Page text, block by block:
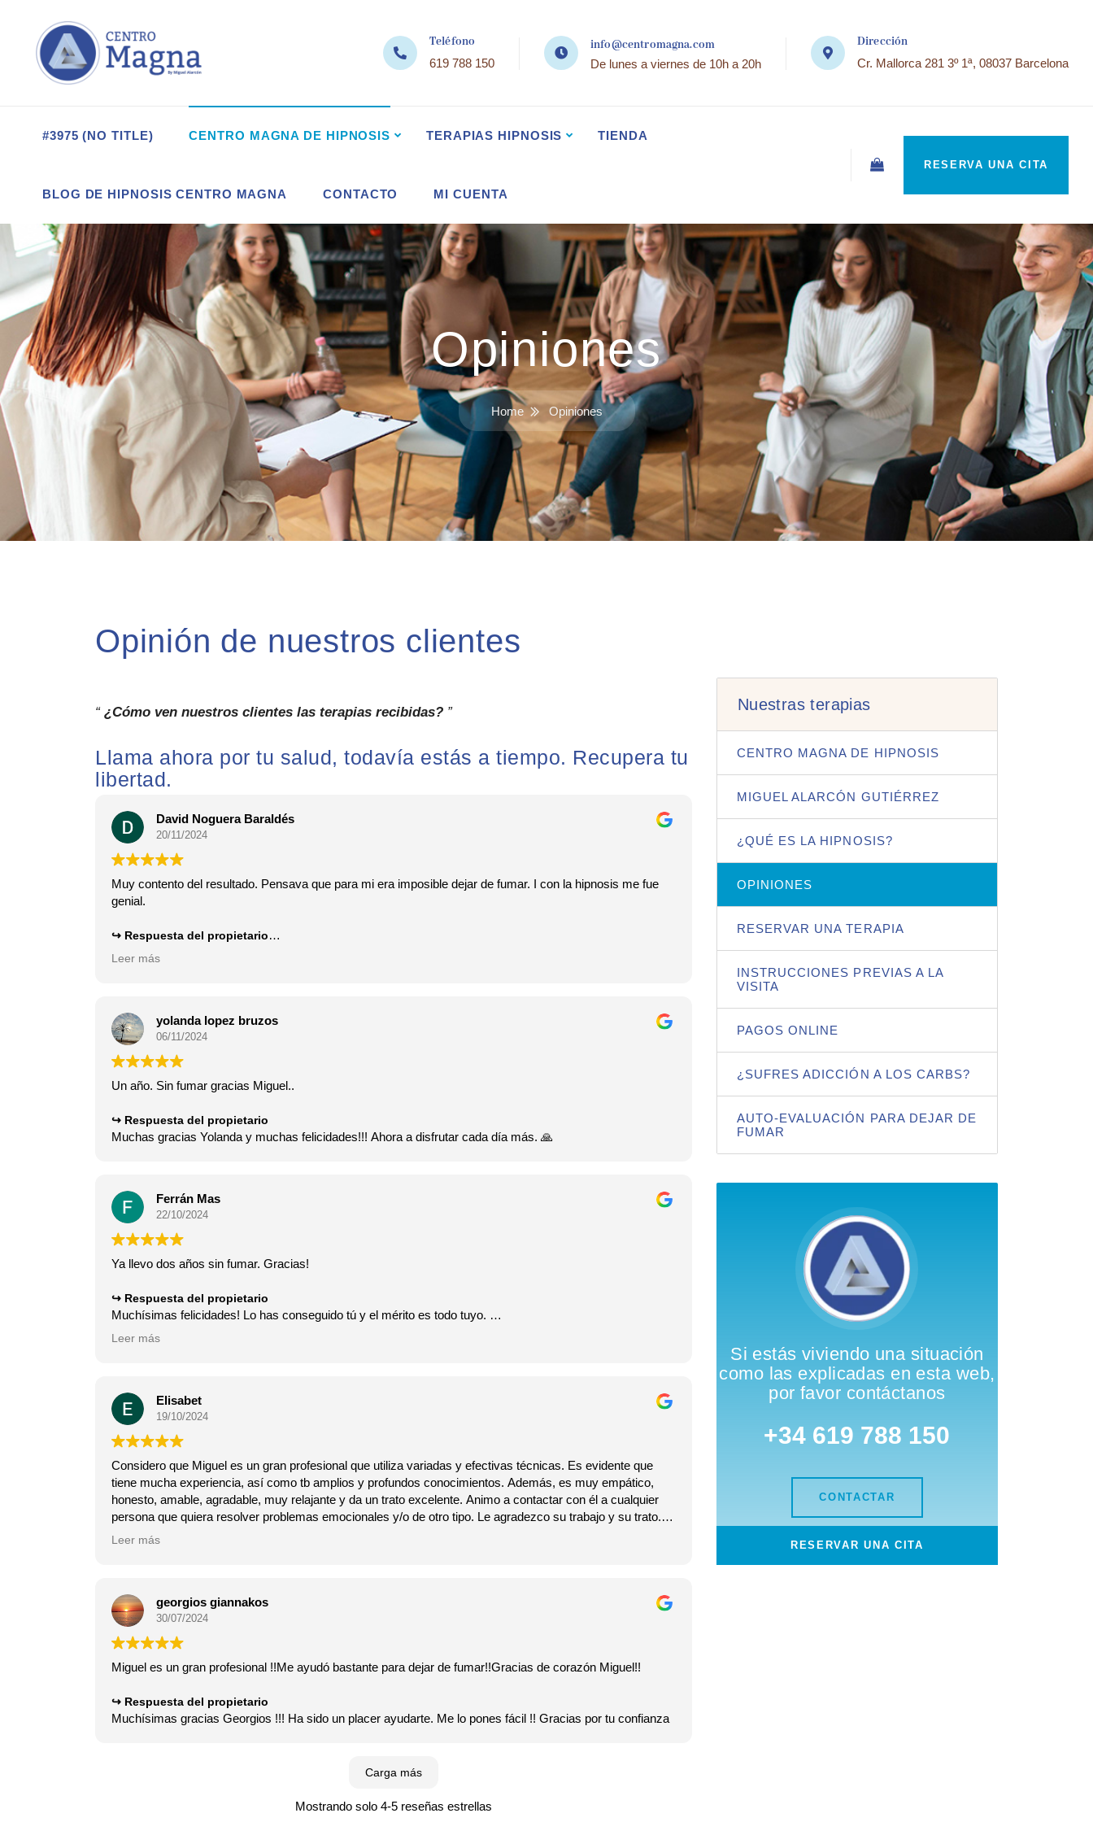
Teléfono
619 788 150
info@centromagna.com
De lunes a viernes de 10h a 20h
Dirección
Cr. Mallorca 281 3º 1ª, 08037 Barcelona
#3975 (NO TITLE) CENTRO MAGNA DE HIPNOSIS TERAPIAS HIPNOSIS TIENDA
BLOG DE HIPNOSIS CENTRO MAGNA CONTACTO MI CUENTA
RESERVA UNA CITA
Opiniones
Home Opiniones
Opinión de nuestros clientes
“ ¿Cómo ven nuestros clientes las terapias recibidas? ”
Llama ahora por tu salud, todavía estás a tiempo. Recupera tu
libertad.
David Noguera Baraldés
20/11/2024
Muy contento del resultado. Pensava que para mi era imposible dejar de fumar. I con la hipnosis me fue
genial.
Respuesta del propietario
Moltes Felicitats David !!! El resultat ha estat produit pels teus canvis de creences. A ja saps que ets ex-
Leer más
yolanda lopez bruzos
06/11/2024
Un año. Sin fumar gracias Miguel..
Respuesta del propietario
Muchas gracias Yolanda y muchas felicidades!!! Ahora a disfrutar cada día más. 🙏
Ferrán Mas
22/10/2024
Ya llevo dos años sin fumar. Gracias!
Respuesta del propietario
Muchísimas felicidades! Lo has conseguido tú y el mérito es todo tuyo.
Genial !
Leer más
Elisabet
19/10/2024
Considero que Miguel es un gran profesional que utiliza variadas y efectivas técnicas. Es evidente que
tiene mucha experiencia, así como tb amplios y profundos conocimientos. Además, es muy empático,
honesto, amable, agradable, muy relajante y da un trato excelente. Animo a contactar con él a cualquier
persona que quiera resolver problemas emocionales y/o de otro tipo. Le agradezco su trabajo y su trato.
Muchas gracias por confiar en este humilde terapeuta 🙏🤗
Leer más
georgios giannakos
30/07/2024
Miguel es un gran profesional !!Me ayudó bastante para dejar de fumar!!Gracias de corazón Miguel!!
Respuesta del propietario
Muchísimas gracias Georgios !!! Ha sido un placer ayudarte. Me lo pones fácil !! Gracias por tu confianza
Carga más
Mostrando solo 4-5 reseñas estrellas
Nuestras terapias
CENTRO MAGNA DE HIPNOSIS
MIGUEL ALARCÓN GUTIÉRREZ
¿QUÉ ES LA HIPNOSIS?
OPINIONES
RESERVAR UNA TERAPIA
INSTRUCCIONES PREVIAS A LA
VISITA
PAGOS ONLINE
¿SUFRES ADICCIÓN A LOS CARBS?
AUTO-EVALUACIÓN PARA DEJAR DE
FUMAR
Si estás viviendo una situación
como las explicadas en esta web,
por favor contáctanos
+34 619 788 150
CONTACTAR
RESERVAR UNA CITA